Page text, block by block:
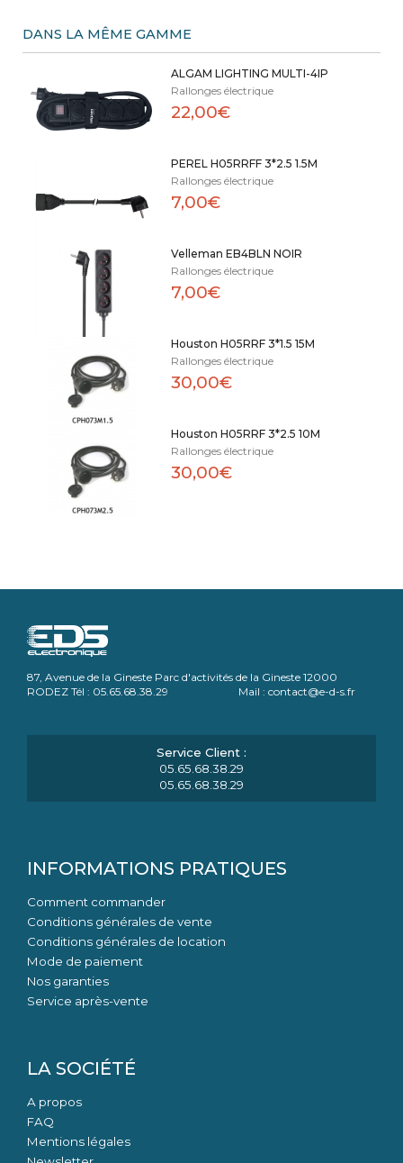
DANS LA MÊME GAMME
ALGAM LIGHTING MULTI-4IP
Rallonges électrique
22,00€
PEREL H05RRFF 3*2.5 1.5M
Rallonges électrique
7,00€
Velleman EB4BLN NOIR
Rallonges électrique
7,00€
Houston H05RRF 3*1.5 15M
Rallonges électrique
30,00€
Houston H05RRF 3*2.5 10M
Rallonges électrique
30,00€
87, Avenue de la Gineste Parc d'activités de la Gineste 12000
RODEZ Tél : 05.65.68.38.29 Mail : contact@e-d-s.fr
05.65.68.38.29
05.65.68.38.29
INFORMATIONS PRATIQUES
Comment commander
Conditions générales de vente
Conditions générales de location
Mode de paiement
Nos garanties
Service après-vente
LA SOCIÉTÉ
A propos
FAQ
Mentions légales